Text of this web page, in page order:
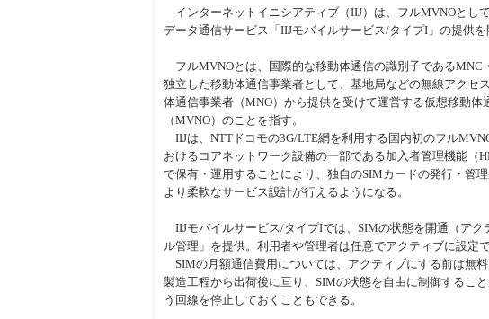
インターネットイニシアティブ（IIJ）は、フルMVNOとし
データ通信サービス「IIJモバイルサービス/タイプI」の提供を
フルMVNOとは、国際的な移動体通信の識別子であるMNC
独立した移動体通信事業者として、基地局などの無線アクセ
体通信事業者（MNO）から提供を受けて運営する仮想移動体
（MVNO）のことを指す。
IIJは、NTTドコモの3G/LTE網を利用する国内初のフル
おけるコアネットワーク設備の一部である加入者管理機能（
で保有・運用することにより、独自のSIMカードの発行・管理
より柔軟なサービス設計が行えるようになる。
IIJモバイルサービス/タイプIでは、SIMの状態を開通（ア
ル管理」を提供。利用者や管理者は任意でアクティブに設定
SIMの月額通信費用については、アクティブにする前は無
製造工程から出荷後に亘り、SIMの状態を自由に制御するこ
う回線を停止しておくこともできる。